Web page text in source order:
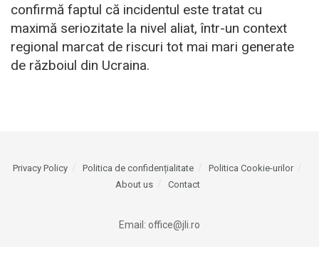
confirmă faptul că incidentul este tratat cu
maximă seriozitate la nivel aliat, într-un context
regional marcat de riscuri tot mai mari generate
de războiul din Ucraina.
Privacy Policy Politica de confidențialitate
Politica Cookie-urilor
About us
Contact
Email: office@jli.ro